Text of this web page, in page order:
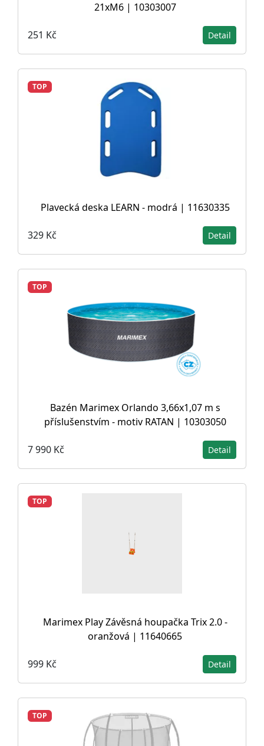
21xM6 | 10303007
251 Kč Detail
TOP
Plavecká deska LEARN - modrá | 11630335
329 Kč Detail
TOP
Bazén Marimex Orlando 3,66x1,07 m s
příslušenstvím - motiv RATAN | 10303050
7 990 Kč Detail
TOP
Marimex Play Závěsná houpačka Trix 2.0 -
oranžová | 11640665
999 Kč Detail
TOP